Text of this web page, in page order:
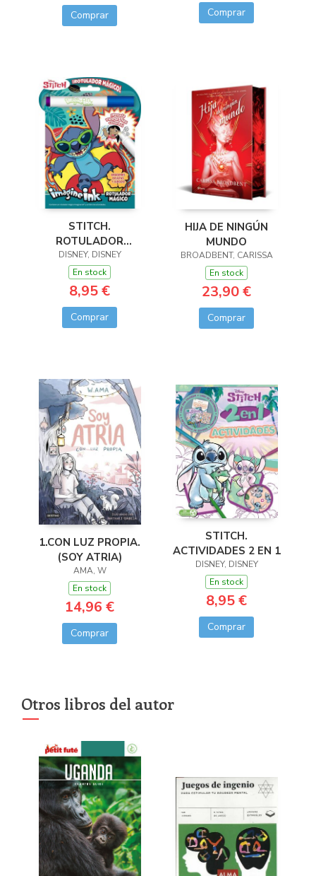
Comprar Comprar
STITCH.
ROTULADOR
MÁGICO
DISNEY, DISNEY
En stock
8,95 €
Comprar
HIJA DE NINGÚN
MUNDO
BROADBENT, CARISSA
En stock
23,90 €
Comprar
1.CON LUZ PROPIA.
(SOY ATRIA)
AMA, W
En stock
14,96 €
Comprar
STITCH.
ACTIVIDADES 2 EN 1
DISNEY, DISNEY
En stock
8,95 €
Comprar
Otros libros del autor